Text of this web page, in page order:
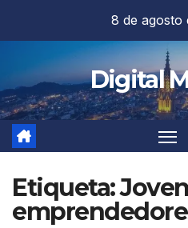
contenido
8 de agosto
Digital
Etiqueta: